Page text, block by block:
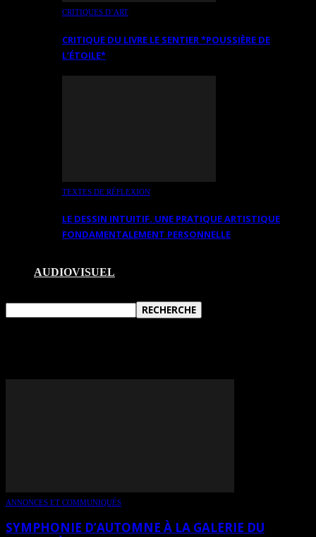
CRITIQUES D’ART
CRITIQUE DU LIVRE LE SENTIER *POUSSIÈRE DE
L’ÉTOILE*
TEXTES DE RÉFLEXION
LE DESSIN INTUITIF. UNE PRATIQUE ARTISTIQUE
FONDAMENTALEMENT PERSONNELLE
AUDIOVISUEL
ANNONCES ET COMMUNIQUÉS
SYMPHONIE D’AUTOMNE À LA GALERIE DU